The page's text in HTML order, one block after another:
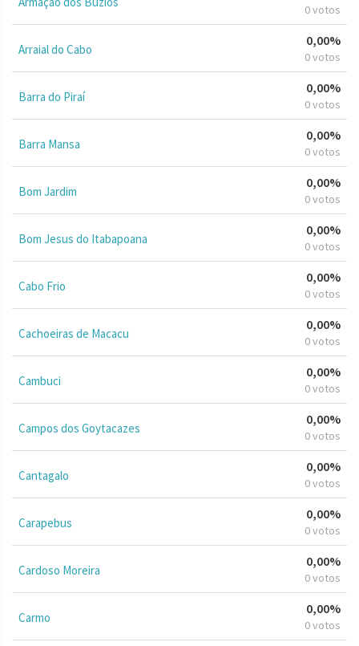
0 votos
Arraial do Cabo
0,00%
0 votos
Barra do Piraí
0,00%
0 votos
Barra Mansa
0,00%
0 votos
Bom Jardim
0,00%
0 votos
Bom Jesus do Itabapoana
0,00%
0 votos
Cabo Frio
0,00%
0 votos
Cachoeiras de Macacu
0,00%
0 votos
Cambuci
0,00%
0 votos
Campos dos Goytacazes
0,00%
0 votos
Cantagalo
0,00%
0 votos
Carapebus
0,00%
0 votos
Cardoso Moreira
0,00%
0 votos
Carmo
0,00%
0 votos